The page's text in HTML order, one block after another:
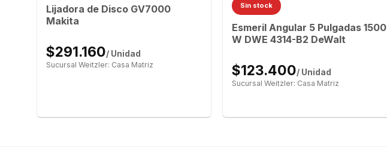
Lijadora de Disco GV7000
Makita
$291.160/ Unidad
Sucursal Weitzler: Casa Matriz
Sin stock
Esmeril Angular 5 Pulgadas 1500
W DWE 4314-B2 DeWalt
$123.400/ Unidad
Sucursal Weitzler: Casa Matriz